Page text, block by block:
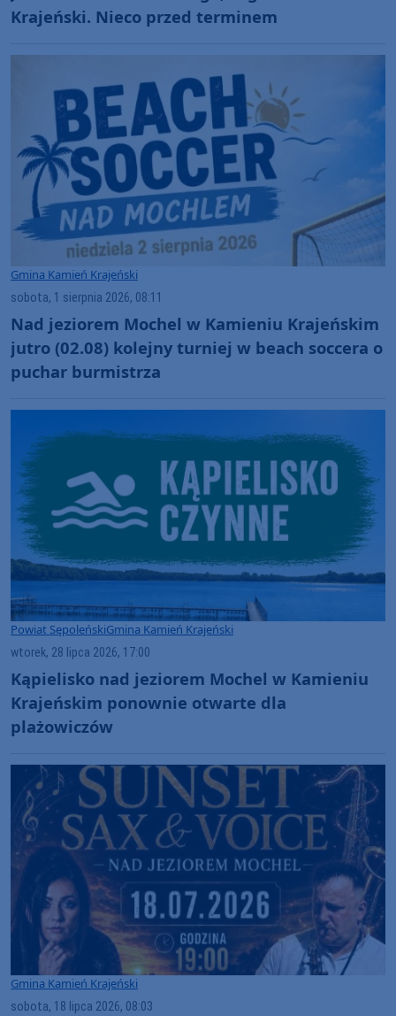
Krajeński. Nieco przed terminem
Gmina Kamień Krajeński
sobota, 1 sierpnia 2026, 08:11
Nad jeziorem Mochel w Kamieniu Krajeńskim
jutro (02.08) kolejny turniej w beach soccera o
puchar burmistrza
Powiat SępoleńskiGmina Kamień Krajeński
wtorek, 28 lipca 2026, 17:00
Kąpielisko nad jeziorem Mochel w Kamieniu
Krajeńskim ponownie otwarte dla
plażowiczów
Gmina Kamień Krajeński
sobota, 18 lipca 2026, 08:03